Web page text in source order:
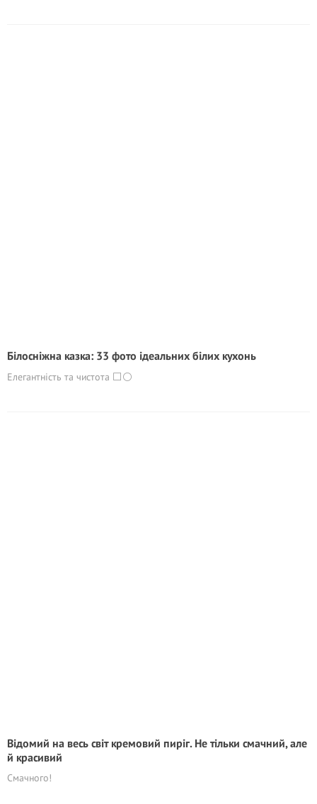
Білосніжна казка: 33 фото ідеальних білих кухонь
Елегантність та чистота ⬜️⚪️
Відомий на весь світ кремовий пиріг. Не тільки смачний, але
й красивий
Смачного!